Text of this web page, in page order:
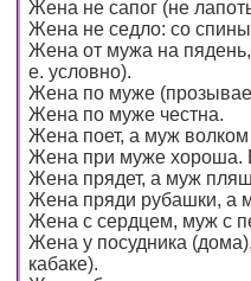
Жена не сапог (не
Жена не седло: со
Жена от мужа на
е. условно).
Жена по муже
Жена по муже честна.
Жена поет, а муж волком
Жена при муже хороша.
Жена прядет, а муж
Жена пряди рубашки, а
Жена с сердцем, муж с
Жена у посудника
кабаке).